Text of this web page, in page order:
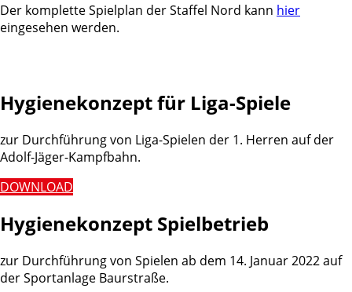
Der komplette Spielplan der Staffel Nord kann hier
eingesehen werden.
Hygienekonzept für Liga-Spiele
zur Durchführung von Liga-Spielen der 1. Herren auf der
Adolf-Jäger-Kampfbahn.
DOWNLOAD
Hygienekonzept Spielbetrieb
zur Durchführung von Spielen ab dem 14. Januar 2022 auf
der Sportanlage Baurstraße.